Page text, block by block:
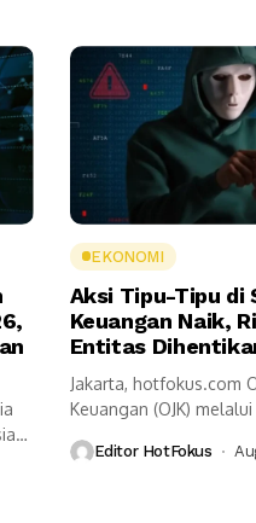
EKONOMI
Aksi Tipu-Tipu di
Keuangan Naik,
Entitas
Jakarta, hotfokus.com
Keuangan (OJK)
Editor HotFokus